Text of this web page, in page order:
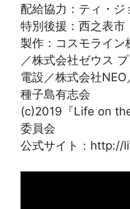
配給協力：ティ・ジ
特別後援：西之表市
製作：コスモライン
／株式会社ゼウス
電設／株式会社
種子島有志会
(c)2019『Life on
委員会
公式サイト：